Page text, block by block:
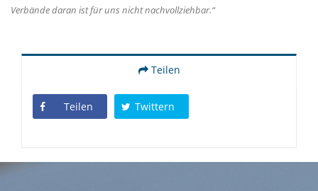
Verbände daran ist für uns nicht nachvollziehbar.“
Teilen
Teilen Twittern